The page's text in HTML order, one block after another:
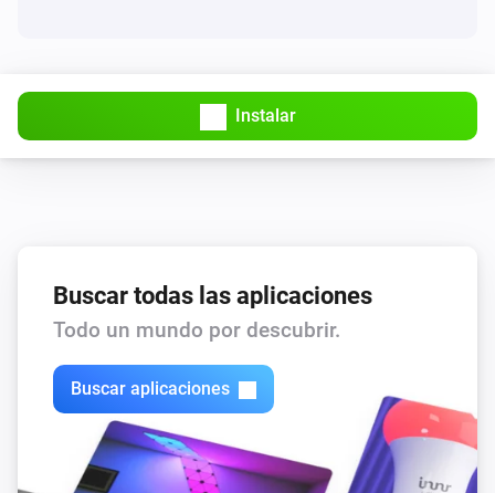
Instalar
Buscar todas las aplicaciones
Todo un mundo por descubrir.
Buscar aplicaciones